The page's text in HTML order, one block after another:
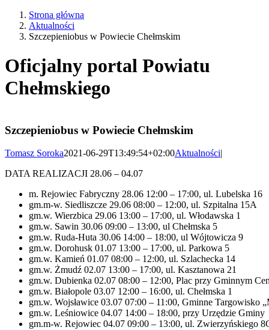
Strona główna
Aktualności
Szczepieniobus w Powiecie Chełmskim
Oficjalny portal Powiatu
Chełmskiego
Szczepieniobus w Powiecie Chełmskim
Tomasz Soroka2021-06-29T13:49:54+02:00Aktualności|
DATA REALIZACJI 28.06 – 04.07
m. Rejowiec Fabryczny 28.06 12:00 – 17:00, ul. Lubelska 16
gm.m-w. Siedliszcze 29.06 08:00 – 12:00, ul. Szpitalna 15A
gm.w. Wierzbica 29.06 13:00 – 17:00, ul. Włodawska 1
gm.w. Sawin 30.06 09:00 – 13:00, ul Chełmska 5
gm.w. Ruda-Huta 30.06 14:00 – 18:00, ul Wójtowicza 9
gm.w. Dorohusk 01.07 13:00 – 17:00, ul. Parkowa 5
gm.w. Kamień 01.07 08:00 – 12:00, ul. Szlachecka 14
gm.w. Żmudź 02.07 13:00 – 17:00, ul. Kasztanowa 21
gm.w. Dubienka 02.07 08:00 – 12:00, Plac przy Gminnym
gm.w. Białopole 03.07 12:00 – 16:00, ul. Chełmska 1
gm.w. Wojsławice 03.07 07:00 – 11:00, Gminne Targowisko
gm.w. Leśniowice 04.07 14:00 – 18:00, przy Urzędzie Gminy
gm.m-w. Rejowiec 04.07 09:00 – 13:00, ul. Zwierzyńskiego